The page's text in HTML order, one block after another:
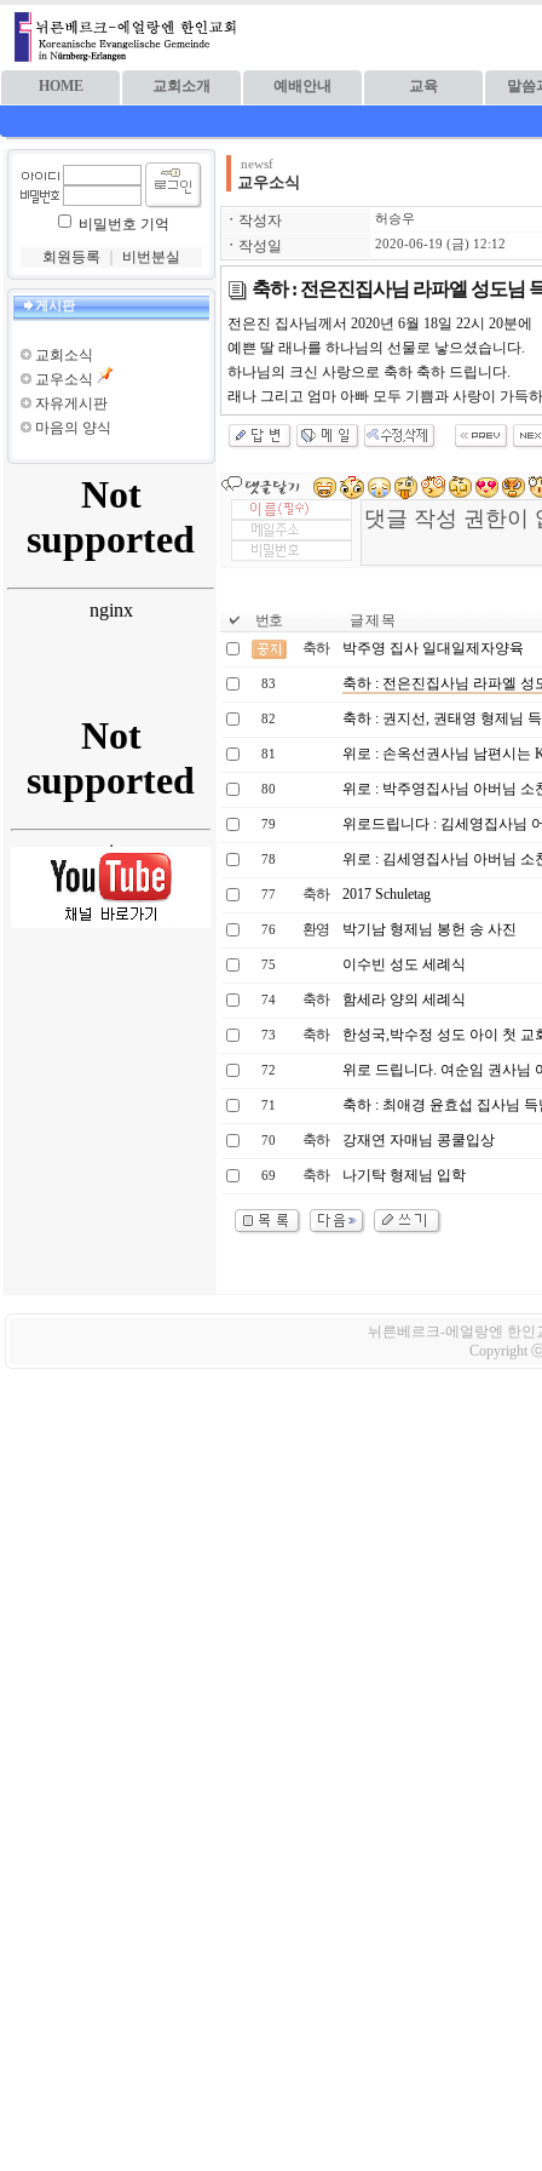
HOME 교회소개 예배안내 교육 말씀
비밀번호 기억
회원등록
비번분실
게시판
교회소식
교우소식
자유게시판
마음의 양식
newsf
교우소식
ㆍ 작성자 허승우
ㆍ 작성일 2020-06-19 (금) 12:12
축하 : 전은진집사님 라파엘 성도님
전은진 집사님께서 2020년 6월 18일 22시 20분에
예쁜 딸 래나를 하나님의 선물로 낳으셨습니다.
하나님의 크신 사랑으로 축하 축하 드립니다.
래나 그리고 엄마 아빠 모두 기쁨과 사랑이 가득
번호
글 제 목
축하
박주영 집사 일대일제자양육
83 축하 : 전은진집사님 라파엘 성
82 축하 : 권지선, 권태영 형제님
81 위로 : 손옥선권사님 남편시는
80 위로 : 박주영집사님 아버님 소
79 위로드립니다 : 김세영집사님
78 위로 : 김세영집사님 아버님 소
77 축하 2017 Schuletag
76 환영 박기남 형제님 봉헌 송 사진
75 이수빈 성도 세례식
74 축하 함세라 양의 세례식
73 축하 한성국,박수정 성도 아이 첫 교
72 위로 드립니다. 여순임 권사님
71 축하 : 최애경 윤효섭 집사님 득
70 축하 강재연 자매님 콩쿨입상
69 축하 나기탁 형제님 입학
뉘른베르크-에얼랑엔 한인
Copyright